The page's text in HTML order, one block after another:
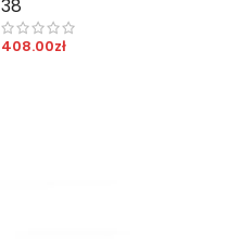
38
408.00zł